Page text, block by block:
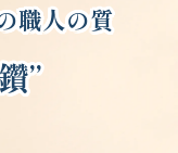
職人の質
”